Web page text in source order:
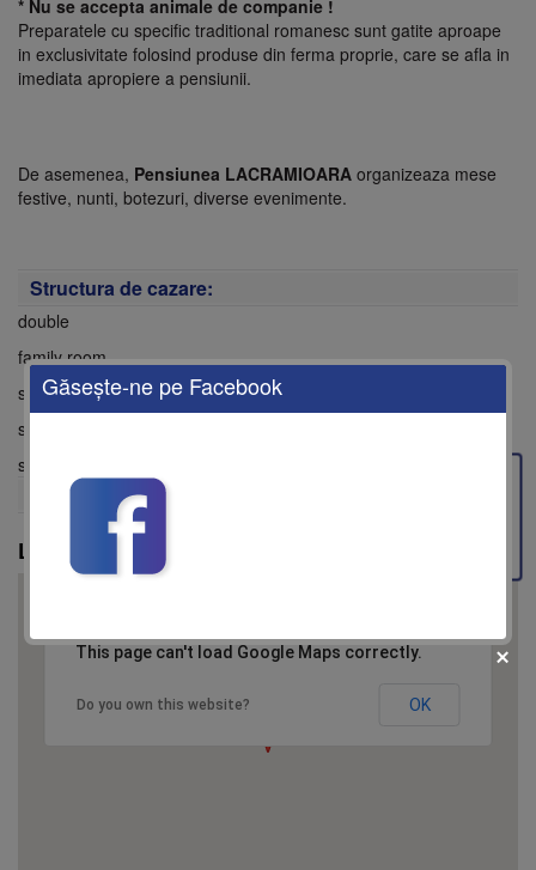
* Nu se accepta animale de companie !
Preparatele cu specific traditional romanesc sunt gatite aproape
in exclusivitate folosind produse din ferma proprie, care se afla in
imediata apropiere a pensiunii.
De asemenea, Pensiunea LACRAMIOARA organizeaza mese
festive, nunti, botezuri, diverse evenimente.
Structura de cazare:
double
family room
single
studio
suita
Facilităţi camere:
Locatie LACRAMIOARA ( Sacel) 3 *
This page can't load Google Maps correctly.
Do you own this website? OK
Găseşte-ne pe Facebook